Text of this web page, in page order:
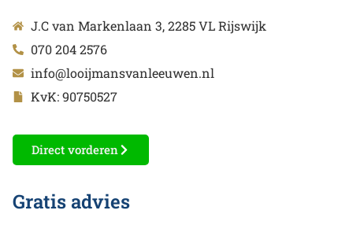
J.C van Markenlaan 3, 2285 VL Rijswijk
070 204 2576
info@looijmansvanleeuwen.nl
KvK: 90750527
Direct vorderen
Gratis advies